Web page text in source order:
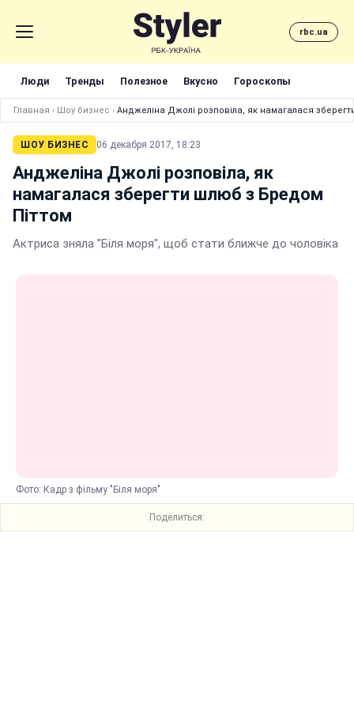
rbc.ua
Люди Тренды Полезное Вкусно Гороскопы
Главная › Шоу бизнес › Анджеліна Джолі розповіла, як намагалася
ШОУ БИЗНЕС 06 декабря 2017, 18:23
Анджеліна Джолі розповіла, як
намагалася зберегти шлюб з Бредом
Піттом
Актриса зняла "Біля моря", щоб стати ближче до чоловіка
Фото: Кадр з фільму "Біля моря"
Поделиться: